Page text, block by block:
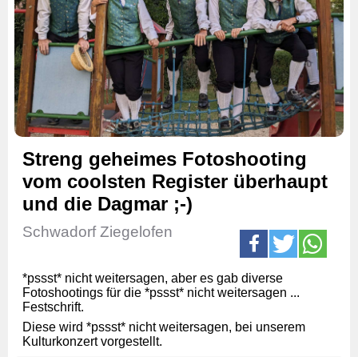
Streng geheimes Fotoshooting
vom coolsten Register überhaupt
und die Dagmar ;-)
Schwadorf Ziegelofen
*pssst* nicht weitersagen, aber es gab diverse
Fotoshootings für die *pssst* nicht weitersagen ...
Festschrift.
Diese wird *pssst* nicht weitersagen, bei unserem
Kulturkonzert vorgestellt.